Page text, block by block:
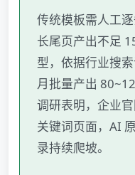
传统模板需人工
长尾页产出不足
型，依据行业搜
月批量产出
调研表明，企业
关键词页面，AI
录持续爬坡。